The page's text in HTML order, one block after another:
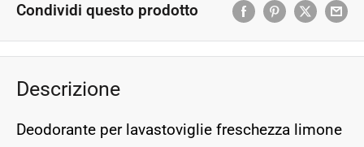
Condividi questo prodotto
Descrizione
Deodorante per lavastoviglie freschezza limone